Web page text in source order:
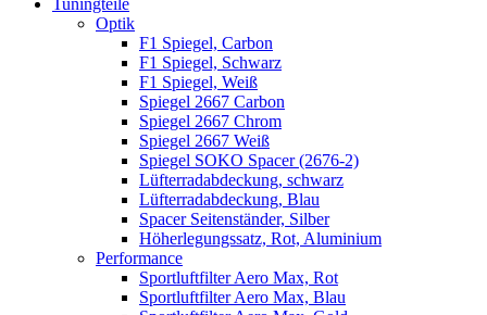
Tuningteile
Optik
F1 Spiegel, Carbon
F1 Spiegel, Schwarz
F1 Spiegel, Weiß
Spiegel 2667 Carbon
Spiegel 2667 Chrom
Spiegel 2667 Weiß
Spiegel SOKO Spacer (2676-2)
Lüfterradabdeckung, schwarz
Lüfterradabdeckung, Blau
Spacer Seitenständer, Silber
Höherlegungssatz, Rot, Aluminium
Performance
Sportluftfilter Aero Max, Rot
Sportluftfilter Aero Max, Blau